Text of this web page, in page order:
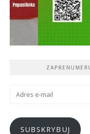
Adres
SUBSKRYBUJ